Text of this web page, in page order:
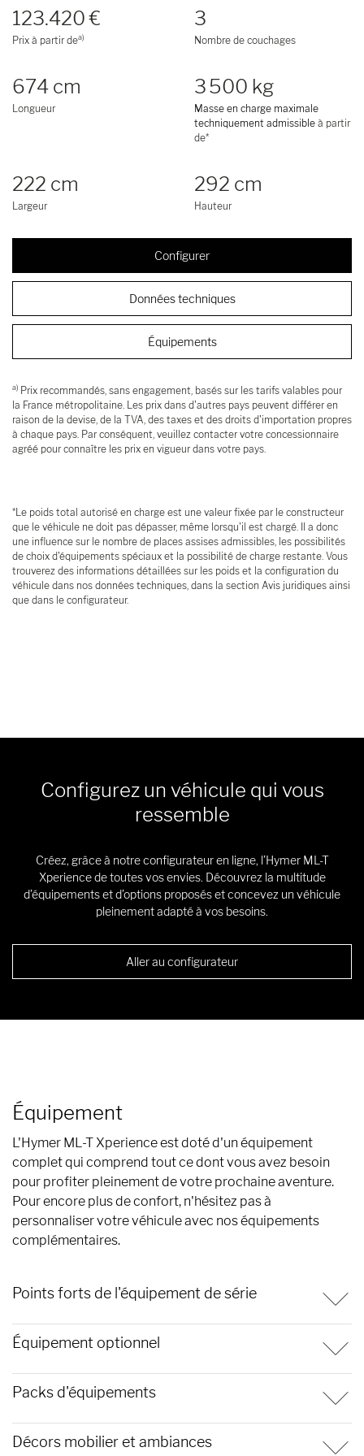
123.420 €
Prix à partir dea)
3
Nombre de couchages
674 cm
Longueur
3 500 kg
Masse en charge maximale
techniquement admissible à partir
de*
222 cm
Largeur
292 cm
Hauteur
Configurer
Données techniques
Équipements
a) Prix recommandés, sans engagement, basés sur les tarifs valables pour
la France métropolitaine. Les prix dans d'autres pays peuvent différer en
raison de la devise, de la TVA, des taxes et des droits d'importation propres
à chaque pays. Par conséquent, veuillez contacter votre concessionnaire
agréé pour connaître les prix en vigueur dans votre pays.
*Le poids total autorisé en charge est une valeur fixée par le constructeur
que le véhicule ne doit pas dépasser, même lorsqu'il est chargé. Il a donc
une influence sur le nombre de places assises admissibles, les possibilités
de choix d'équipements spéciaux et la possibilité de charge restante. Vous
trouverez des informations détaillées sur les poids et la configuration du
véhicule dans nos données techniques, dans la section Avis juridiques ainsi
que dans le configurateur.
Configurez un véhicule qui vous
ressemble
Créez, grâce à notre configurateur en ligne, l’Hymer ML-T
Xperience de toutes vos envies. Découvrez la multitude
d’équipements et d’options proposés et concevez un véhicule
pleinement adapté à vos besoins.
Aller au configurateur
Équipement
L'Hymer ML-T Xperience est doté d'un équipement
complet qui comprend tout ce dont vous avez besoin
pour profiter pleinement de votre prochaine aventure.
Pour encore plus de confort, n'hésitez pas à
personnaliser votre véhicule avec nos équipements
complémentaires.
Points forts de l'équipement de série
Équipement optionnel
Packs d'équipements
Décors mobilier et ambiances